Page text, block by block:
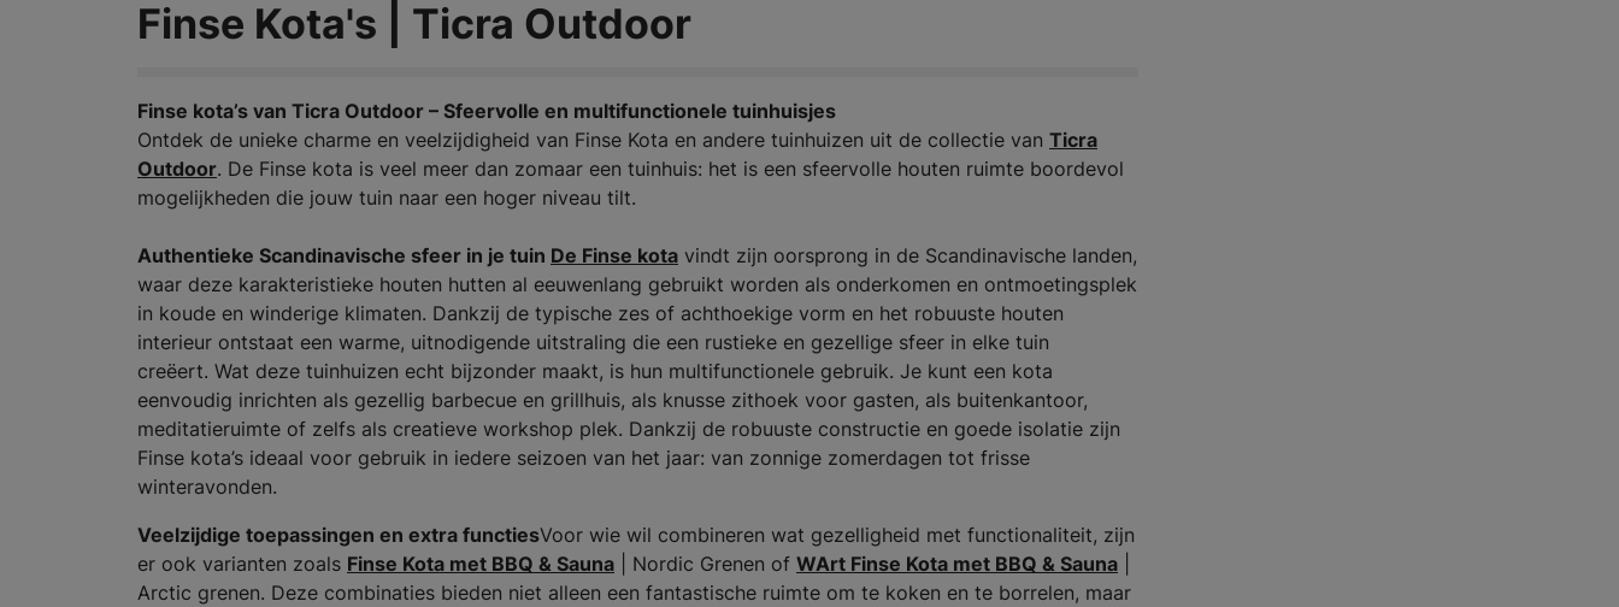
Finse Kota's | Ticra Outdoor
Finse kota’s van Ticra Outdoor – Sfeervolle en multifunctionele tuinhuisjes
Ontdek de unieke charme en veelzijdigheid van Finse Kota en andere tuinhuizen uit de collectie van Ticra
Outdoor. De Finse kota is veel meer dan zomaar een tuinhuis: het is een sfeervolle houten ruimte boordevol
mogelijkheden die jouw tuin naar een hoger niveau tilt.
Authentieke Scandinavische sfeer in je tuin De Finse kota vindt zijn oorsprong in de Scandinavische landen,
waar deze karakteristieke houten hutten al eeuwenlang gebruikt worden als onderkomen en ontmoetingsplek
in koude en winderige klimaten. Dankzij de typische zes of achthoekige vorm en het robuuste houten
interieur ontstaat een warme, uitnodigende uitstraling die een rustieke en gezellige sfeer in elke tuin
creëert. Wat deze tuinhuizen echt bijzonder maakt, is hun multifunctionele gebruik. Je kunt een kota
eenvoudig inrichten als gezellig barbecue en grillhuis, als knusse zithoek voor gasten, als buitenkantoor,
meditatieruimte of zelfs als creatieve workshop plek. Dankzij de robuuste constructie en goede isolatie zijn
Finse kota’s ideaal voor gebruik in iedere seizoen van het jaar: van zonnige zomerdagen tot frisse
winteravonden.
Veelzijdige toepassingen en extra functiesVoor wie wil combineren wat gezelligheid met functionaliteit, zijn
er ook varianten zoals Finse Kota met BBQ & Sauna | Nordic Grenen of WArt Finse Kota met BBQ & Sauna
Arctic grenen. Deze combinaties bieden niet alleen een fantastische ruimte om te koken en te borrelen, maar